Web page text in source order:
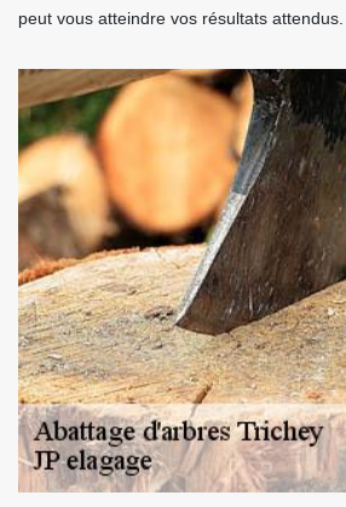
peut vous atteindre vos résultats attendus.